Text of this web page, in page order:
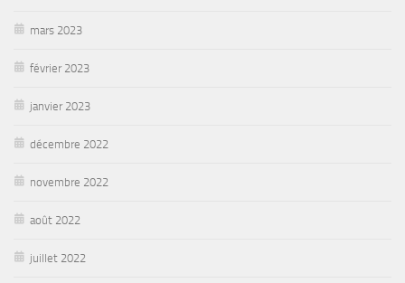
mars 2023
février 2023
janvier 2023
décembre 2022
novembre 2022
août 2022
juillet 2022